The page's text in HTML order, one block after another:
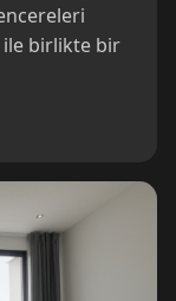
ile birlikte bir